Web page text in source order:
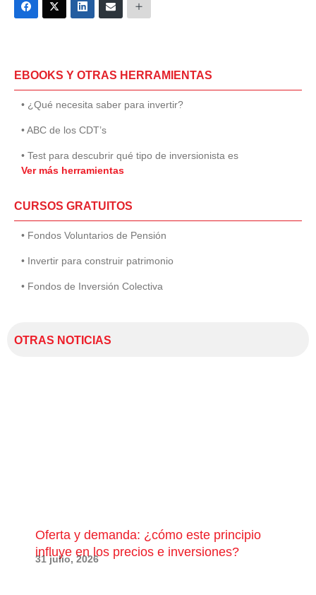
EBOOKS Y OTRAS HERRAMIENTAS
• ¿Qué necesita saber para invertir?
• ABC de los CDT’s
• Test para descubrir qué tipo de inversionista es
Ver más herramientas
CURSOS GRATUITOS
• Fondos Voluntarios de Pensión
• Invertir para construir patrimonio
• Fondos de Inversión Colectiva
OTRAS NOTICIAS
Oferta y demanda: ¿cómo este principio
influye en los precios e inversiones?
31 julio, 2026